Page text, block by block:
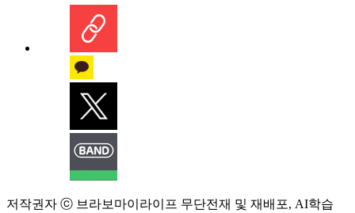
저작권자 ⓒ 브라보마이라이프 무단전재 및 재배포, AI학습